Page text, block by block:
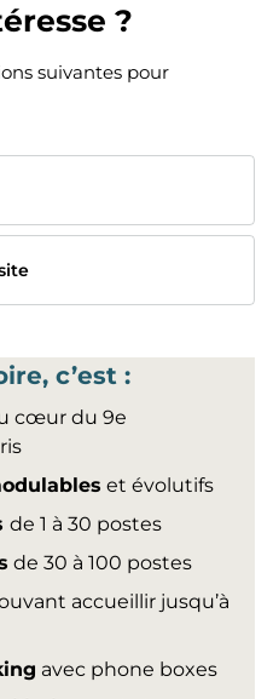
?
suivantes pour
c’est :
cœur du 9e
et évolutifs
de 1 à 30 postes
de 30 à 100 postes
accueillir jusqu’à
avec phone boxes